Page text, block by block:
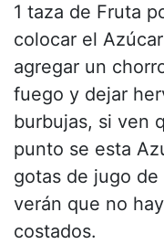
1 taza de Fruta
colocar el
agregar un
fuego y dejar
burbujas, si ven
punto se esta
gotas de jugo
verán que no
costados.